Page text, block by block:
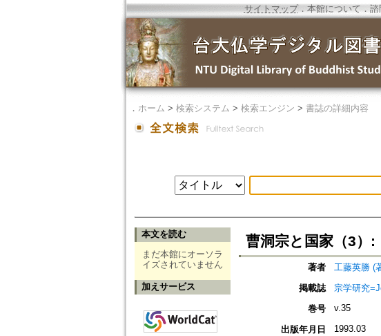
サイトマップ．本館について ． 諮
． ホーム > 検索システム > 検索エンジン > 書誌の詳細内容
本文を読む
まだ本館にオーソラ
イズされていません
加えサービス
曹洞宗と国家（3）
著者
工藤英勝 (
掲載誌
宗学研究
巻号
v.35
出版年月日 1993.03